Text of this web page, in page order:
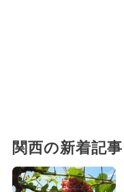
関西の新着記事